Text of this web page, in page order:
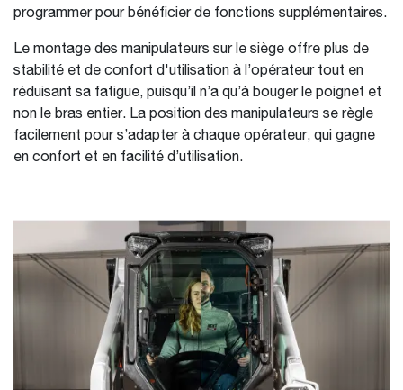
programmer pour bénéficier de fonctions supplémentaires.
Le montage des manipulateurs sur le siège offre plus de
stabilité et de confort d'utilisation à l’opérateur tout en
réduisant sa fatigue, puisqu’il n’a qu’à bouger le poignet et
non le bras entier. La position des manipulateurs se règle
facilement pour s’adapter à chaque opérateur, qui gagne
en confort et en facilité d’utilisation.